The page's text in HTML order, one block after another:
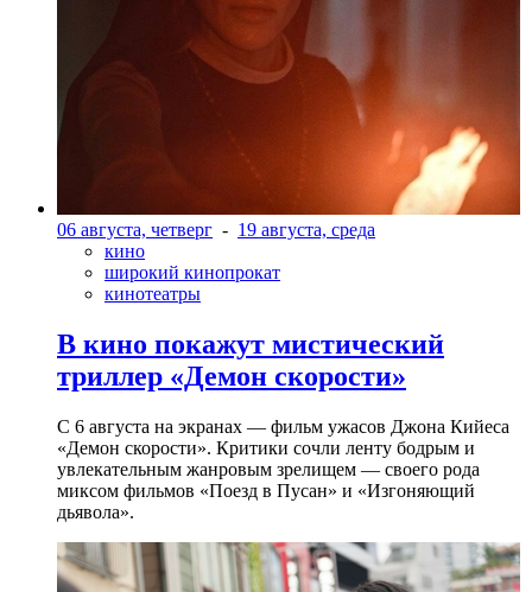
06 августа, четверг - 19 августа, среда
кино
широкий кинопрокат
кинотеатры
В кино покажут мистический
триллер «Демон скорости»
С 6 августа на экранах — фильм ужасов Джона Кийеса
«Демон скорости». Критики сочли ленту бодрым и
увлекательным жанровым зрелищeм — своего рода
миксом фильмов «Поезд в Пусан» и «Изгоняющий
дьявола».